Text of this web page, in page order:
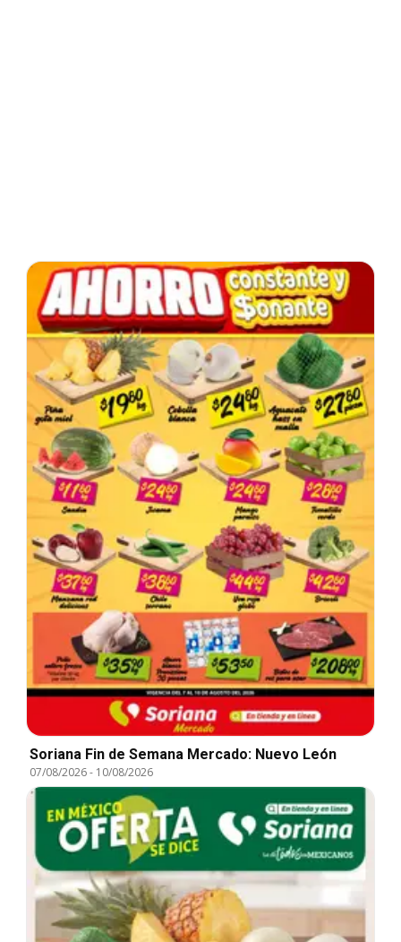
Soriana Fin de Semana Mercado: Nuevo León
07/08/2026- 10/08/2026